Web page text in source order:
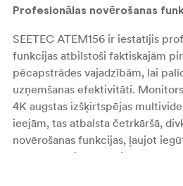
Profesionālas novērošanas
SEETEC ATEM156 ir iestatījis
funkcijas atbilstoši faktiskajām
pēcapstrādes vajadzībām, lai
uzņemšanas efektivitāti.
4K augstas izšķirtspējas
ieejām, tas atbalsta četrkāršā,
novērošanas funkcijas, ļaujot
novērošanu jebkurā vietā! Tas